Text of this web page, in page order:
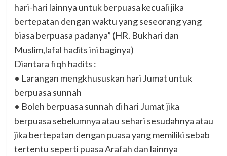
hari-hari lainnya untuk berpuasa kecuali jika
bertepatan dengan waktu yang seseorang yang
biasa berpuasa padanya” (HR. Bukhari dan
Muslim,lafal hadits ini baginya)
Diantara fiqh hadits :
• Larangan mengkhususkan hari Jumat untuk
berpuasa sunnah
• Boleh berpuasa sunnah di hari Jumat jika
berpuasa sebelumnya atau sehari sesudahnya atau
jika bertepatan dengan puasa yang memiliki sebab
tertentu seperti puasa Arafah dan lainnya